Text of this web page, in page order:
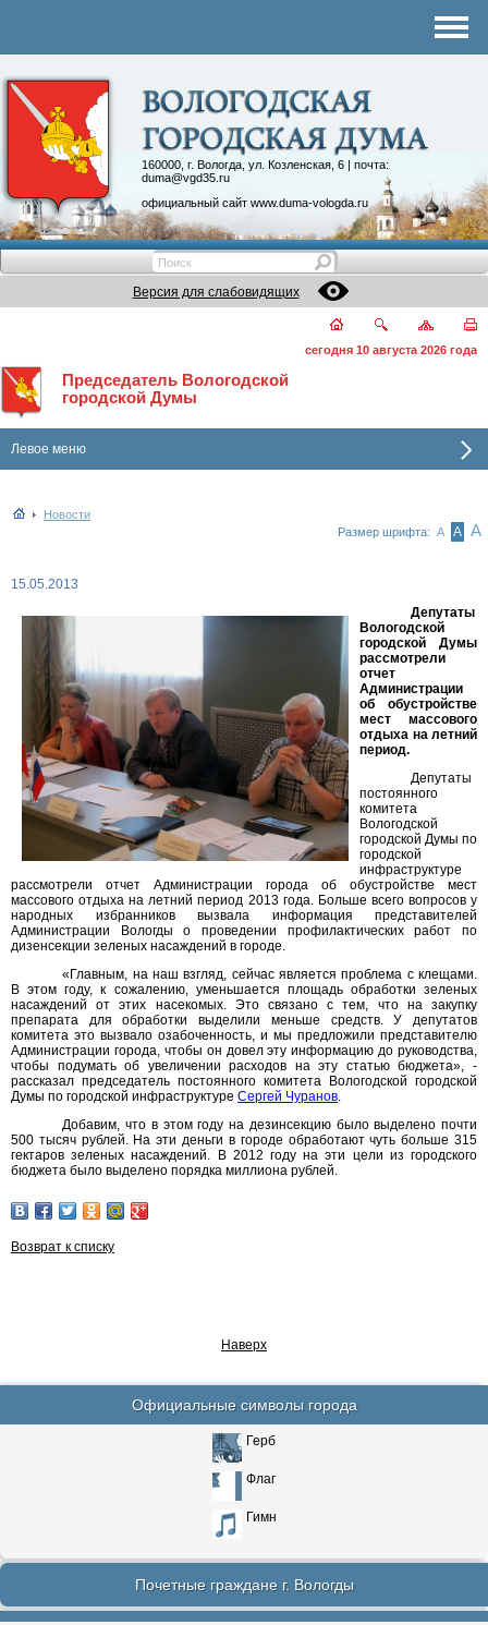
160000, г. Вологда, ул. Козленская, 6 | почта:
duma@vgd35.ru
официальный сайт www.duma-vologda.ru
Контакты
Депутатские объединения
Версия для слабовидящих
сегодня 10 августа 2026 года
Председатель Вологодской
городской Думы
Левое меню
Новости
Размер шрифта: А А А
15.05.2013
Депутаты
Вологодской
городской Думы
рассмотрели
отчет
Администрации
об обустройстве
мест массового
отдыха на летний
период.
Депутаты
постоянного
комитета
Вологодской
городской Думы по
городской
инфраструктуре
рассмотрели отчет Администрации города об обустройстве мест
массового отдыха на летний период 2013 года. Больше всего вопросов у
народных избранников вызвала информация представителей
Администрации Вологды о проведении профилактических работ по
дизенсекции зеленых насаждений в городе.
«Главным, на наш взгляд, сейчас является проблема с клещами.
В этом году, к сожалению, уменьшается площадь обработки зеленых
насаждений от этих насекомых. Это связано с тем, что на закупку
препарата для обработки выделили меньше средств. У депутатов
комитета это вызвало озабоченность, и мы предложили представителю
Администрации города, чтобы он довел эту информацию до руководства,
чтобы подумать об увеличении расходов на эту статью бюджета», -
рассказал председатель постоянного комитета Вологодской городской
Думы по городской инфраструктуре Сергей Чуранов.
Добавим, что в этом году на дезинсекцию было выделено почти
500 тысяч рублей. На эти деньги в городе обработают чуть больше 315
гектаров зеленых насаждений. В 2012 году на эти цели из городского
бюджета было выделено порядка миллиона рублей.
Возврат к списку
Наверх
Официальные символы города
Герб
Флаг
Гимн
Почетные граждане г. Вологды